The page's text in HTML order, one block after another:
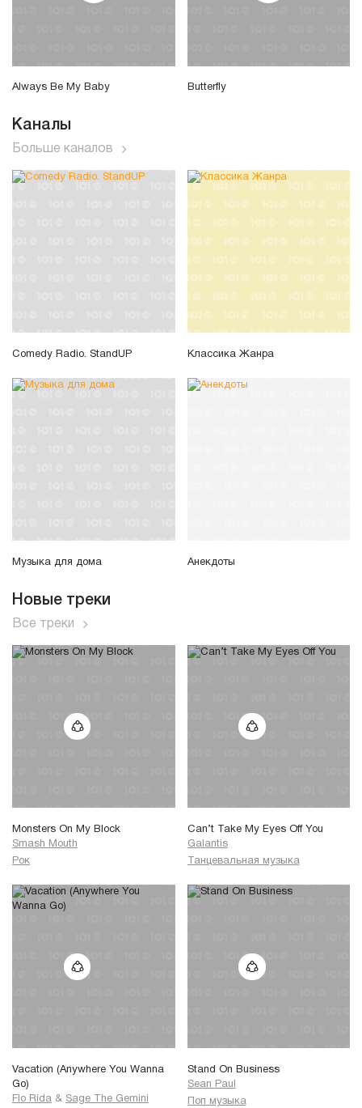
Always Be My Baby Butterfly
Каналы
Больше каналов
Comedy Radio. StandUP Классика Жанра
Музыка для дома Анекдоты
Новые треки
Все треки
Monsters On My Block
Smash Mouth
Рок
Can’t Take My Eyes Off You
Galantis
Танцевальная музыка
Vacation (Anywhere You Wanna
Go)
Flo Rida & Sage The Gemini
Stand On Business
Sean Paul
Поп музыка